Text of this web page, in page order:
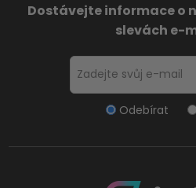
Dostávejte informace o
slevách e-
Odebírat